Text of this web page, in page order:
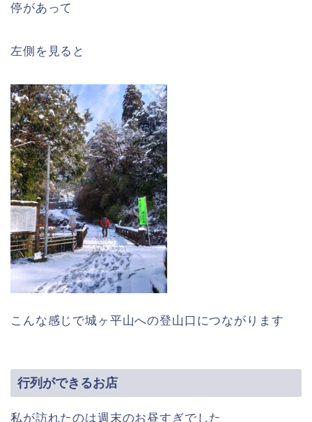
停があって
左側を見ると
こんな感じで城ヶ平山への登山口につながります
行列ができるお店
私が訪れたのは週末のお昼すぎでした